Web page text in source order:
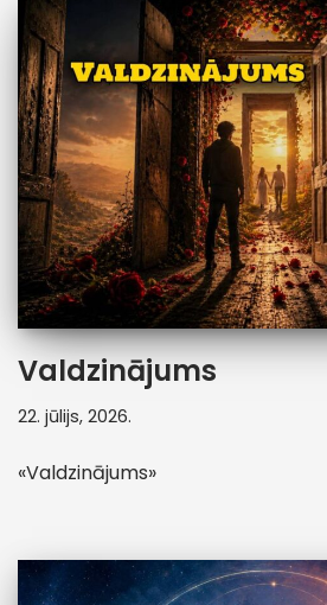
Valdzinājums
22. jūlijs, 2026.
«Valdzinājums»